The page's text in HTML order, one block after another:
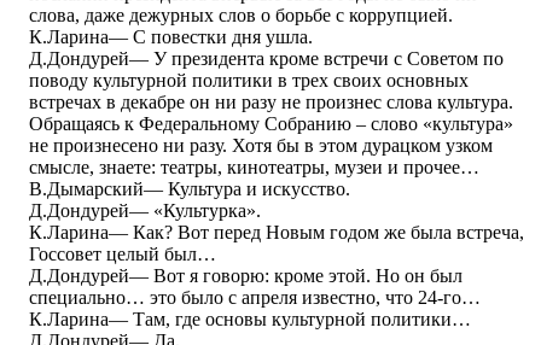
слова, даже дежурных слов о борьбе с коррупцией.
К.Ларина― С повестки дня ушла.
Д.Дондурей― У президента кроме встречи с Советом по
поводу культурной политики в трех своих основных
встречах в декабре он ни разу не произнес слова культура.
Обращаясь к Федеральному Собранию – слово «культура»
не произнесено ни разу. Хотя бы в этом дурацком узком
смысле, знаете: театры, кинотеатры, музеи и прочее…
В.Дымарский― Культура и искусство.
Д.Дондурей― «Культурка».
К.Ларина― Как? Вот перед Новым годом же была встреча,
Госсовет целый был…
Д.Дондурей― Вот я говорю: кроме этой. Но он был
специально… это было с апреля известно, что 24-го…
К.Ларина― Там, где основы культурной политики…